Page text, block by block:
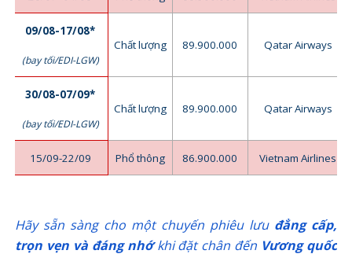
09/08-17/08*
(bay tối/EDI-LGW)
Chất lượng 89.900.000 Qatar Airways
30/08-07/09*
(bay tối/EDI-LGW)
Chất lượng 89.900.000 Qatar Airways
15/09-22/09 Phổ thông 86.900.000 Vietnam Airlines
Hãy sẵn sàng cho một chuyến phiêu lưu đẳng cấp,
trọn vẹn và đáng nhớkhi đặt chân đến Vương quốc